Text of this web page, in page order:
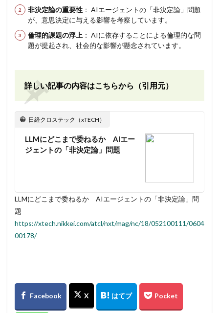
非決定論の重要性 ： AIエージェントの「非決定論」問題
が、意思決定に与える影響を考察しています。
倫理的課題の浮上 ： AIに依存することによる倫理的な問
題が提起され、社会的な影響が懸念されています。
詳しい記事の内容はこちらから（引用元）
日経クロステック（xTECH）
LLMにどこまで委ねるか AIエー
ジェントの「非決定論」問題
LLMにどこまで委ねるか AIエージェントの「非決定論」問
題
https://xtech.nikkei.com/atcl/nxt/mag/nc/18/052100111/0604
00178/